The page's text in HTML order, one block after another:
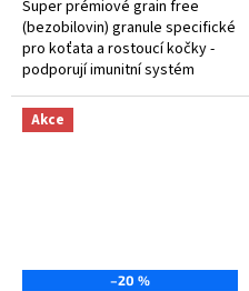
Super prémiové grain free
(bezobilovin) granule specifické
pro koťata a rostoucí kočky -
podporují imunitní systém
Vysoký obsah rybího
masa (živočišný protein...
Akce
–20 %